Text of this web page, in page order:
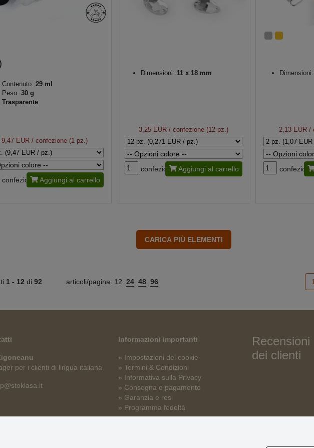
Contenuto: 29 ml
Peso: 30 g
Trasparente
9,47 EUR / confezione (1 pz.)
confezione Aggiungi al carrello
Dimensioni: 11 x 18 mm
3,25 EUR/ confezione (12 pz.)
confezione Aggiungi al carrello
Dimensioni:
2,13 EUR /
confezione
1 - 12 di 92 articoli/pagina: 12 24 48 96 1
per i clienti di lingua italiana
Informazioni importanti
» Impostazioni dei cookie
» Termini & Condizioni
» Informativa sulla Privacy
» Consegna e pagamento
» Garanzia e resi
» Programma fedeltà
Recensioni
dei clienti